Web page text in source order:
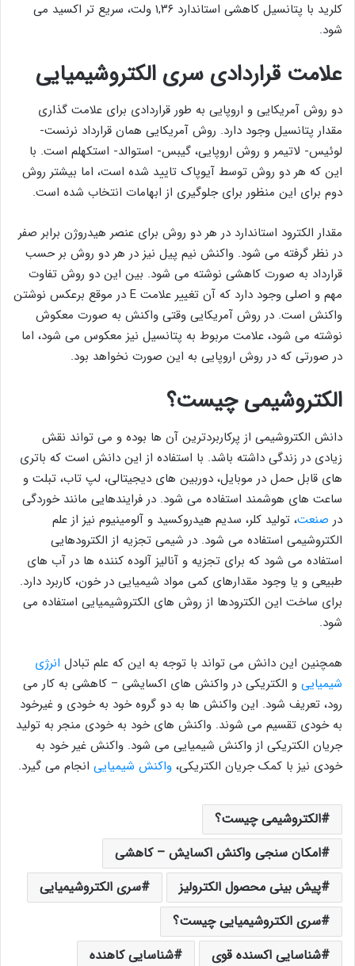
کلرید با پتانسیل کاهشی استاندارد ۱,۳۶ ولت، سریع تر اکسید می
شود.
علامت قراردادی سری الکتروشیمیایی
دو روش آمریکایی و اروپایی به طور قراردادی برای علامت گذاری
مقدار پتانسیل وجود دارد. روش آمریکایی همان قرارداد نرنست-
لوئیس- لاتیمر و روش اروپایی، گیبس- استوالد- استکهلم است. با
این که هر دو روش توسط آیوپاک تایید شده است، اما بیشتر روش
دوم برای این منظور برای جلوگیری از ابهامات انتخاب شده است.
مقدار الکترود استاندارد در هر دو روش برای عنصر هیدروژن برابر صفر
در نظر گرفته می شود. واکنش نیم پیل نیز در هر دو روش بر حسب
قرارداد به صورت کاهشی نوشته می شود. بین این دو روش تفاوت
مهم و اصلی وجود دارد که آن تغییر علامت E در موقع برعکس نوشتن
واکنش است. در روش آمریکایی وقتی واکنش به صورت معکوش
نوشته می شود، علامت مربوط به پتانسیل نیز معکوس می شود، اما
در صورتی که در روش اروپایی به این صورت نخواهد بود.
الکتروشیمی چیست؟
دانش الکتروشیمی از پرکاربردترین آن ها بوده و می تواند نقش
زیادی در زندگی داشته باشد. با استفاده از این دانش است که باتری
های قابل حمل در موبایل، دوربین های دیجیتالی، لپ تاب، تبلت و
ساعت های هوشمند استفاده می شود. در فرایندهایی مانند خوردگی
در صنعت، تولید کلر، سدیم هیدروکسید و آلومینیوم نیز از علم
الکتروشیمی استفاده می شود. در شیمی تجزیه از الکترودهایی
استفاده می شود که برای تجزیه و آنالیز آلوده کننده ها در آب های
طبیعی و یا وجود مقدارهای کمی مواد شیمیایی در خون، کاربرد دارد.
برای ساخت این الکترودها از روش های الکتروشیمیایی استفاده می
شود.
همچنین این دانش می تواند با توجه به این که علم تبادل انرژی
شیمیایی و الکتریکی در واکنش های اکسایشی – کاهشی به کار می
رود، تعریف شود. این واکنش ها به دو گروه خود به خودی و غیرخود
به خودی تقسیم می شوند. واکنش های خود به خودی منجر به تولید
جریان الکتریکی از واکنش شیمیایی می شود. واکنش غیر خود به
خودی نیز با کمک جریان الکتریکی، واکنش شیمیایی انجام می گیرد.
الکتروشیمی چیست؟
امکان سنجی واکنش اکسایش – کاهشی
پیش بینی محصول الکترولیز
سری الکتروشیمیایی
سری الکتروشیمیایی چیست؟
شناسایی اکسنده قوی
شناسایی کاهنده